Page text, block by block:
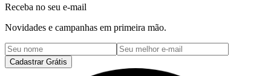
Receba no seu e-mail
Novidades e campanhas em primeira mão.
Cadastrar Grátis